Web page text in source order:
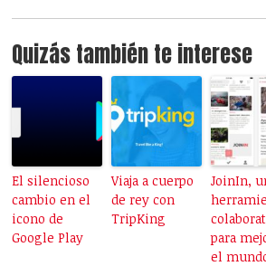
Quizás también te interese
El silencioso
cambio en el
icono de
Google Play
Viaja a cuerpo
de rey con
TripKing
JoinIn,
para
el